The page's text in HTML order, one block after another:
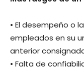
• El desempeño o
empleados en su
anterior
• Falta de